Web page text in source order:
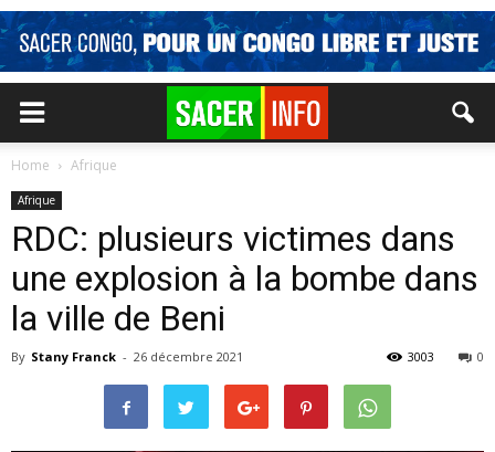
Home Afrique
Afrique
RDC: plusieurs victimes dans
une explosion à la bombe dans
la ville de Beni
By Stany Franck - 26 décembre 2021 0
3003